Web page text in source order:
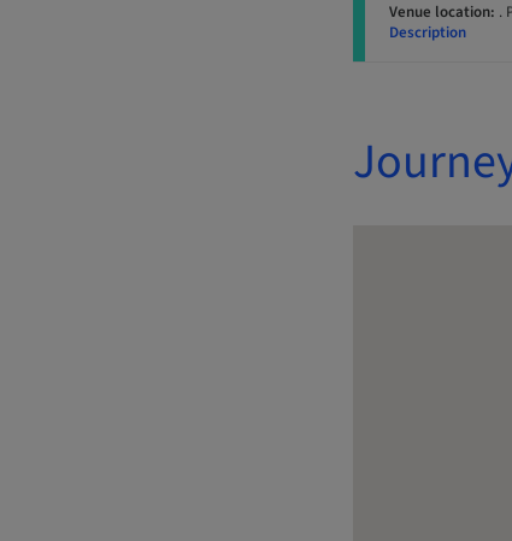
Venue location: .
Description